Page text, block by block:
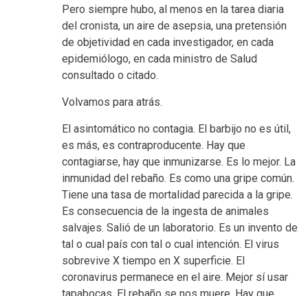
Pero siempre hubo, al menos en la tarea diaria
del cronista, un aire de asepsia, una pretensión
de objetividad en cada investigador, en cada
epidemiólogo, en cada ministro de Salud
consultado o citado.
Volvamos para atrás.
El asintomático no contagia. El barbijo no es útil,
es más, es contraproducente. Hay que
contagiarse, hay que inmunizarse. Es lo mejor. La
inmunidad del rebaño. Es como una gripe común.
Tiene una tasa de mortalidad parecida a la gripe.
Es consecuencia de la ingesta de animales
salvajes. Salió de un laboratorio. Es un invento de
tal o cual país con tal o cual intención. El virus
sobrevive X tiempo en X superficie. El
coronavirus permanece en el aire. Mejor sí usar
tapabocas. El rebaño se nos muere. Hay que